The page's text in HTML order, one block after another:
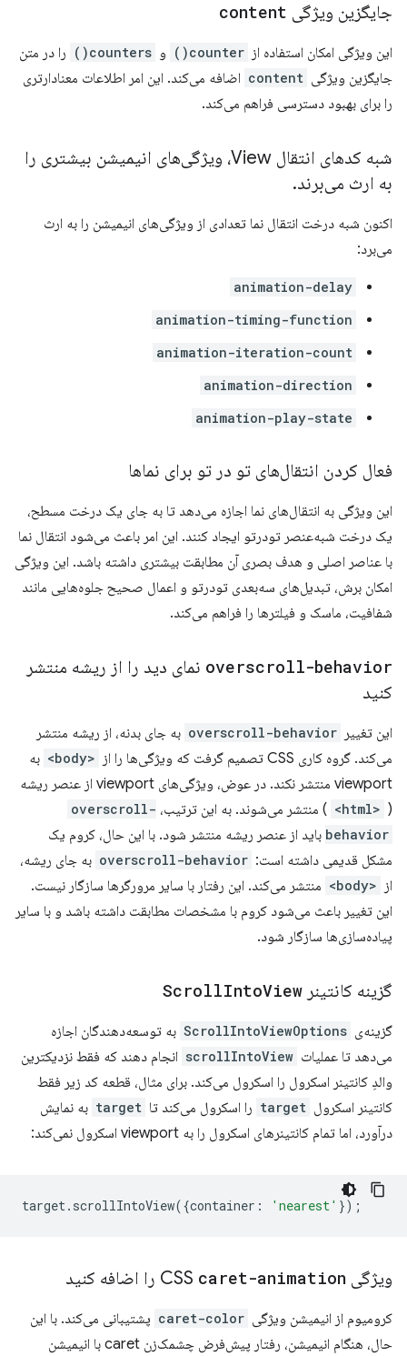
جایگزین ویژگی content
این ویژگی امکان استفاده از counter() و counters()
را در متن
جایگزین ویژگی content اضافه می‌کند. این امر اطلاعات معنادارتری
را برای بهبود دسترسی فراهم می‌کند.
شبه‌ کدهای انتقال View، ویژگی‌های انیمیشن بیشتری را
به ارث می‌برند.
اکنون شبه درخت انتقال نما تعدادی از ویژگی‌های انیمیشن را به ارث
می‌برد:
animation-delay
animation-timing-function
animation-iteration-count
animation-direction
animation-play-state
فعال کردن انتقال‌های تو در تو برای نماها
این ویژگی به انتقال‌های نما اجازه می‌دهد تا به جای یک درخت مسطح،
یک درخت شبه‌عنصر تودرتو ایجاد کنند. این امر باعث می‌شود انتقال نما
با عناصر اصلی و هدف بصری آن مطابقت بیشتری داشته باشد. این ویژگی
امکان برش، تبدیل‌های سه‌بعدی تودرتو و اعمال صحیح جلوه‌هایی مانند
شفافیت، ماسک و فیلترها را فراهم می‌کند.
overscroll-behavior نمای دید را از ریشه منتشر
کنید
این تغییر overscroll-behavior به جای بدنه، از ریشه منتشر
می‌کند. گروه کاری CSS تصمیم گرفت که ویژگی‌ها را از
<body>
به
viewport منتشر نکند. در عوض، ویژگی‌های viewport از عنصر ریشه
(
<html> ) منتشر می‌شوند. به این ترتیب، overscroll-
behavior باید از عنصر ریشه منتشر شود. با این حال، کروم یک
مشکل قدیمی داشته است: overscroll-behavior به جای ریشه،
از <body>
منتشر می‌کند. این رفتار با سایر مرورگرها سازگار نیست.
این تغییر باعث می‌شود کروم با مشخصات مطابقت داشته باشد و با سایر
پیاده‌سازی‌ها سازگار شود.
گزینه کانتینر ScrollIntoView
گزینه‌ی ScrollIntoViewOptions به توسعه‌دهندگان اجازه
می‌دهد تا عملیات scrollIntoView انجام دهند که فقط نزدیکترین
والدِ کانتینر اسکرول را اسکرول می‌کند. برای مثال، قطعه کد زیر فقط
کانتینر اسکرول target را اسکرول می‌کند تا target به نمایش
درآورد، اما تمام کانتینرهای اسکرول را به viewport اسکرول نمی‌کند:
target. scrollIntoView({container : 'nearest' });
ویژگی CSS caret-animation را اضافه کنید
کرومیوم از انیمیشن ویژگی caret-color پشتیبانی می‌کند. با این
حال، هنگام انیمیشن، رفتار پیش‌فرض چشمک‌زن caret با انیمیشن